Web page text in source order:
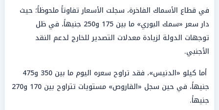
في قطاع الأسماك الفاخرة، سجلت الأسعار تفاوتاً ملحوظاً؛ حيث
دار سعر «سمك البوري» ما بين 175 و250 جنيهاً، في ظل
توجهات الدولة لزيادة معدلات التصدير للخارج لدعم النقد
الأجنبي.
أما كيلو «الدنيس»، فقد تراوح سعره اليوم ما بين 350 و475
جنيهاً، في حين سجل «القاروص» مستويات تتراوح بين 170 و270
جنيهاً.